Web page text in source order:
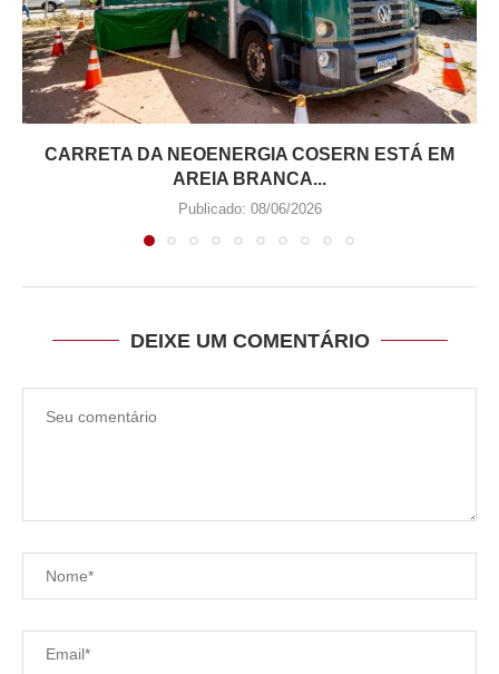
CARRETA DA NEOENERGIA COSERN ESTÁ EM
AREIA BRANCA...
Publicado: 08/06/2026
DEIXE UM COMENTÁRIO